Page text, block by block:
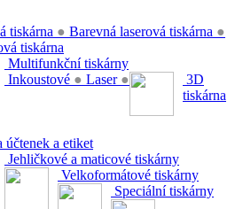
tiskárna ● Barevná laserová tiskárna ●
tiskárna
Multifunkční tiskárny
Inkoustové ● Laser ●
3D
tiskárna
účtenek a etiket
Jehličkové a maticové tiskárny
Velkoformátové tiskárny
Speciální tiskárny